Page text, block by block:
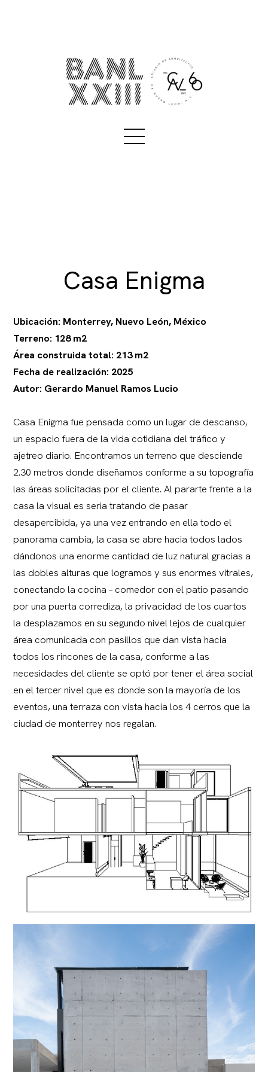
Casa Enigma
Ubicación: Monterrey, Nuevo León, México
Terreno: 128 m2
Área construida total: 213 m2
Fecha de realización: 2025
Autor: Gerardo Manuel Ramos Lucio
Casa Enigma fue pensada como un lugar de descanso,
un espacio fuera de la vida cotidiana del tráfico y
ajetreo diario. Encontramos un terreno que desciende
2.30 metros donde diseñamos conforme a su topografía
las áreas solicitadas por el cliente. Al pararte frente a la
casa la visual es seria tratando de pasar
desapercibida, ya una vez entrando en ella todo el
panorama cambia, la casa se abre hacia todos lados
dándonos una enorme cantidad de luz natural gracias a
las dobles alturas que logramos y sus enormes vitrales,
conectando la cocina – comedor con el patio pasando
por una puerta corrediza, la privacidad de los cuartos
la desplazamos en su segundo nivel lejos de cualquier
área comunicada con pasillos que dan vista hacia
todos los rincones de la casa, conforme a las
necesidades del cliente se optó por tener el área social
en el tercer nivel que es donde son la mayoría de los
eventos, una terraza con vista hacia los 4 cerros que la
ciudad de monterrey nos regalan.